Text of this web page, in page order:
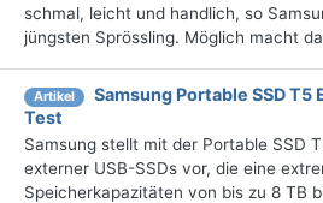
schmal, leicht und handlich, so
jüngsten Sprössling. Möglich macht
Artikel
Samsung Portable SSD T5
Test
Samsung stellt mit der Portable SSD
externer USB-SSDs vor, die eine
Speicherkapazitäten von bis zu 8 TB